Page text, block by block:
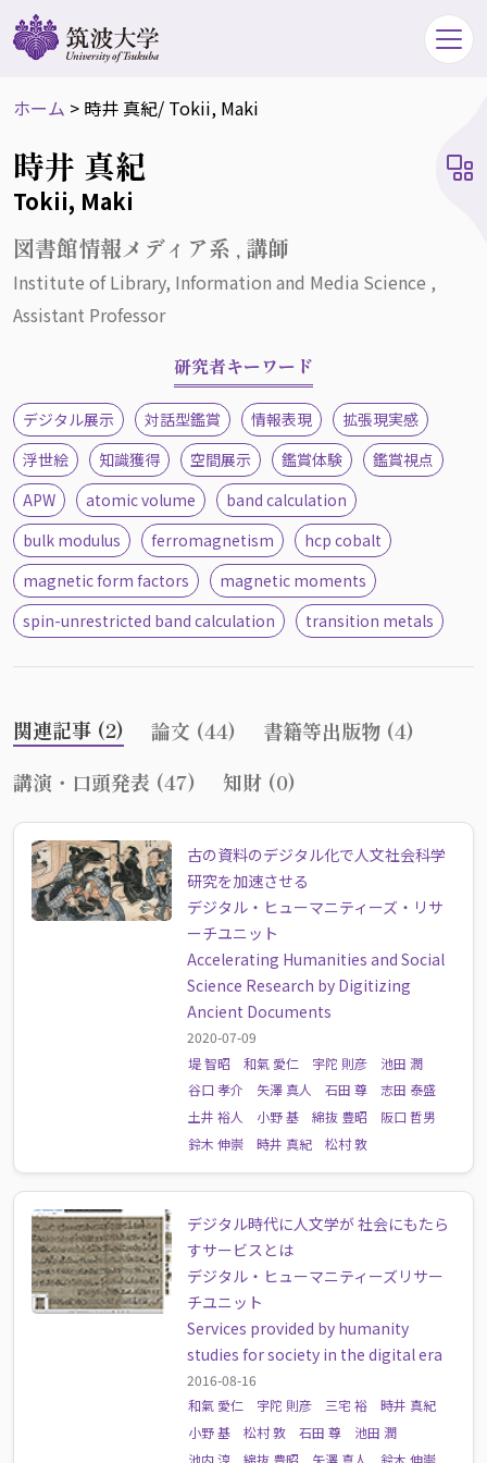
ホーム > 時井 真紀/ Tokii, Maki
時井 真紀
Tokii, Maki
図書館情報メディア系 , 講師
Institute of Library, Information and Media Science ,
Assistant Professor
研究者キーワード
デジタル展示 対話型鑑賞 情報表現
拡張現実感
浮世絵
知識獲得 空間展示 鑑賞体験
鑑賞視点
APW
atomic volume
band calculation
bulk modulus
ferromagnetism
hcp cobalt
magnetic form factors
magnetic moments
spin-unrestricted band calculation
transition metals
関連記事 (2) 論文 (44)
書籍等出版物 (4)
講演・口頭発表 (47)
知財 (0)
古の資料のデジタル化で人文社会科学
研究を加速させる
デジタル・ヒューマニティーズ・リサ
ーチユニット
Accelerating Humanities and Social
Science Research by Digitizing
Ancient Documents
2020-07-09
堤 智昭
和氣 愛仁 宇陀 則彦
池田 潤
谷口 孝介
矢澤 真人 石田 尊
志田 泰盛
土井 裕人
小野 基 綿抜 豊昭
阪口 哲男
鈴木 伸崇
時井 真紀 松村 敦
デジタル時代に人文学が 社会にもたら
すサービスとは
デジタル・ヒューマニティーズリサー
チユニット
Services provided by humanity
studies for society in the digital era
2016-08-16
和氣 愛仁
宇陀 則彦 三宅 裕
時井 真紀
小野 基
松村 敦 石田 尊
池田 潤
池内 淳
綿抜 豊昭 矢澤 真人 鈴木 伸崇